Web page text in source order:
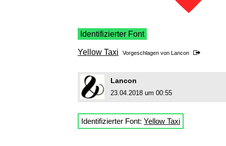
Identifizierter Font
Yellow Taxi Vorgeschlagen von Lancon
Lancon
23.04.2018 um 00:55
Identifizierter Font: Yellow Taxi